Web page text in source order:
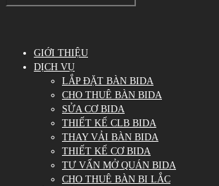
GIỚI THIỆU
DỊCH VỤ
LẮP ĐẶT BÀN BIDA
CHO THUÊ BÀN BIDA
SỬA CƠ BIDA
THIẾT KẾ CLB BIDA
THAY VẢI BÀN BIDA
THIẾT KẾ CƠ BIDA
TƯ VẤN MỞ QUÁN BIDA
CHO THUÊ BÀN BI LẮC